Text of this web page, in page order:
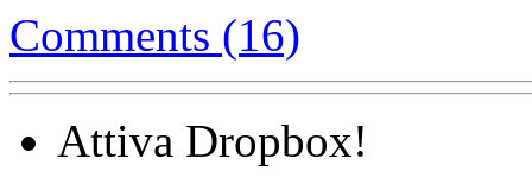
Comments (16)
Attiva Dropbox!